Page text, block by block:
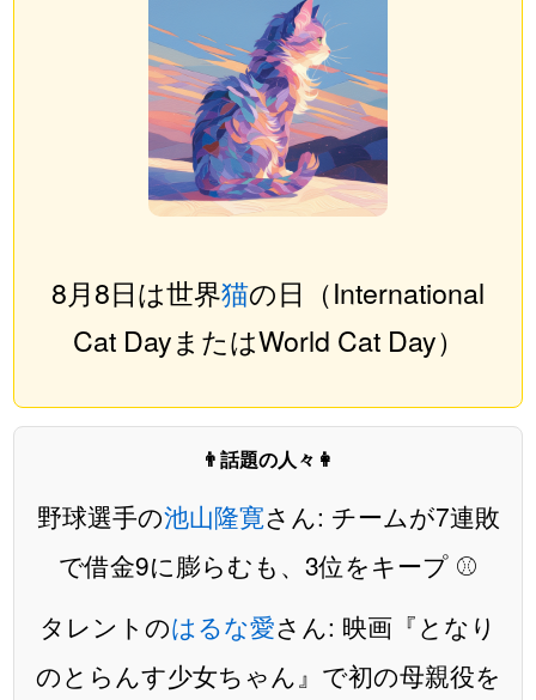
8月8日は世界猫の日（International
Cat DayまたはWorld Cat Day）
👨話題の人々👩
野球選手の池山隆寛さん: チームが7連敗
で借金9に膨らむも、3位をキープ ⚾️
タレントのはるな愛さん: 映画『となり
のとらんす少女ちゃん』で初の母親役を